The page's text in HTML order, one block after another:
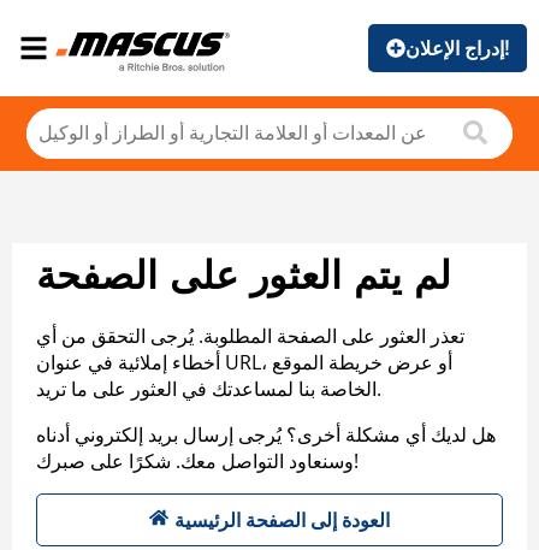
إدراج الإعلان!
لم يتم العثور على الصفحة
تعذر العثور على الصفحة المطلوبة. يُرجى التحقق من أي
أخطاء إملائية في عنوان URL، أو عرض خريطة الموقع
الخاصة بنا لمساعدتك في العثور على ما تريد.
هل لديك أي مشكلة أخرى؟ يُرجى إرسال بريد إلكتروني أدناه
وسنعاود التواصل معك. شكرًا على صبرك!
العودة إلى الصفحة الرئيسية